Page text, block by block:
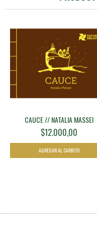
CAUCE // NATALIA MASSEI
$12.000,00